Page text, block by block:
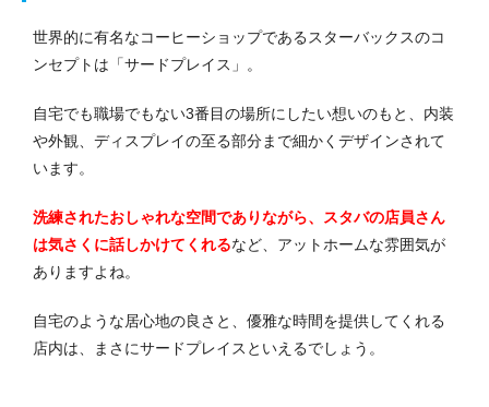
世界的に有名なコーヒーショップであるスターバックスのコ
ンセプトは「サードプレイス」。
自宅でも職場でもない3番目の場所にしたい想いのもと、内装
や外観、ディスプレイの至る部分まで細かくデザインされて
います。
洗練されたおしゃれな空間でありながら、スタバの店員さん
は気さくに話しかけてくれるなど、アットホームな雰囲気が
ありますよね。
自宅のような居心地の良さと、優雅な時間を提供してくれる
店内は、まさにサードプレイスといえるでしょう。